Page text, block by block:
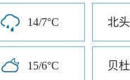
14/7°C 北
15/6°C 贝